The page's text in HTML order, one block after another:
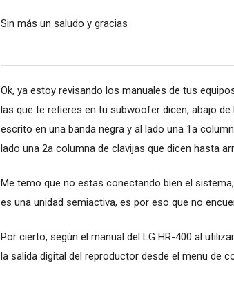
Sin más un saludo y gracias
Ok, ya estoy revisando los manuales de tus
las que te refieres en tu subwoofer dicen, abajo de
escrito en una banda negra y al lado una 1a
lado una 2a columna de clavijas que dicen hasta
Me temo que no estas conectando bien el
es una unidad semiactiva, es por eso que no
Por cierto, según el manual del LG HR-400 al
la salida digital del reproductor desde el menu de